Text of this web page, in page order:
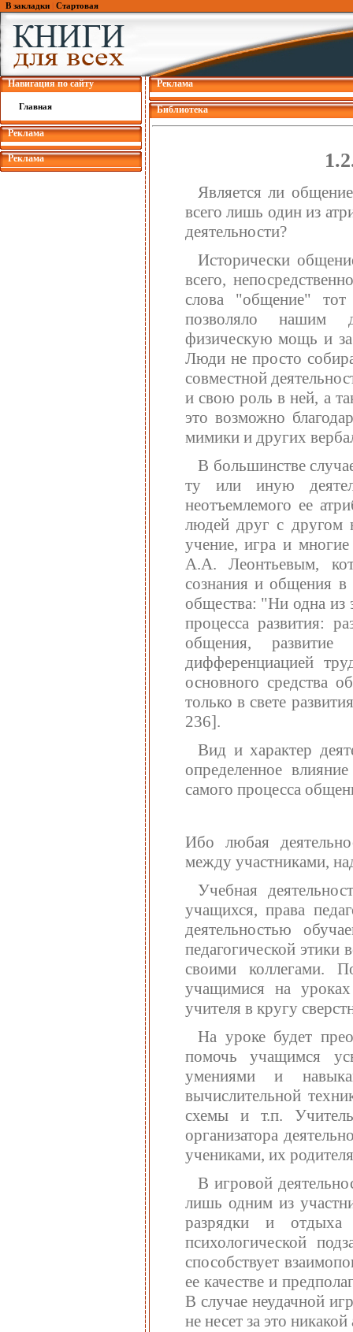
В закладки Стартовая
Навигация по сайту
Главная
Реклама
Реклама
Реклама
Библиотека
Является ли
всего лишь один из
деятельности?
Исторически
всего,
слова "общение"
позволяло нашим
физическую мощь и за
Люди не просто
совместной
и свою роль в ней, а
это возможно
мимики и других
В большинстве
ту или иную
неотъемлемого ее
людей друг с другом
учение, игра и
А.А. Леонтьевым,
сознания и общения в
общества: "Ни одна из
процесса развития:
общения, развитие
дифференциацией
основного средства
только в свете
236].
Вид и характер
определенное
самого процесса
Ибо любая
между участниками,
Учебная
учащихся, права
деятельностью
педагогической этики
своими коллегами.
учащимися на
учителя в кругу
На уроке будет
помочь учащимся
умениями и
вычислительной
схемы и т.п.
организатора
учениками, их
В игровой
лишь одним из
разрядки и
психологической
способствует
ее качестве и
В случае неудачной
не несет за это